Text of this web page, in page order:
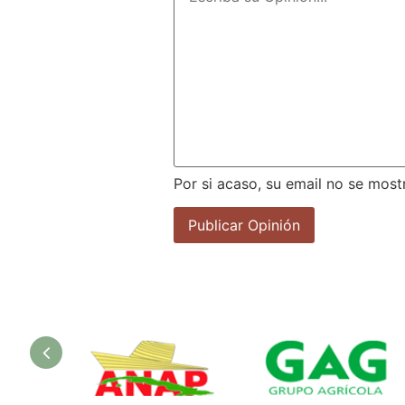
Por si acaso, su email no se